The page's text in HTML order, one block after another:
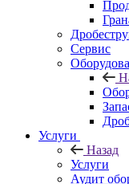
Сервис
Услуги
Назад
Услуги
Аудит